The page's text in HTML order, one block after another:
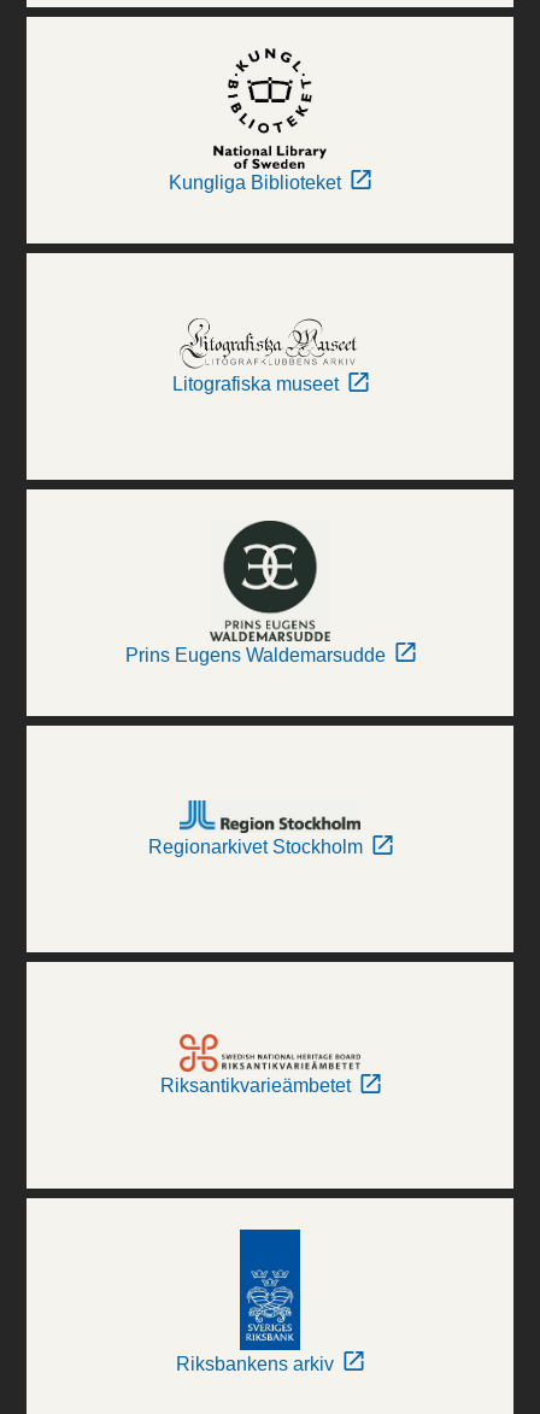
Kungliga Biblioteket
Litografiska museet
Prins Eugens Waldemarsudde
Regionarkivet Stockholm
Riksantikvarieämbetet
Riksbankens arkiv